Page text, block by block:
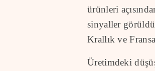
ürünleri
sinyaller
Krallık ve
Üretimdeki